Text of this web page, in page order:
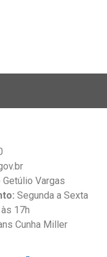
Vargas
Segunda a Sexta
17h
Cunha Miller